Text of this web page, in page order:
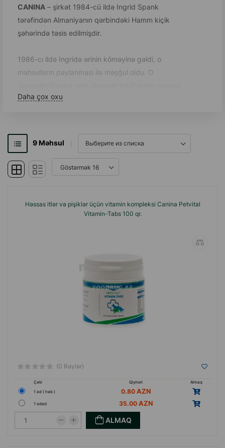
CANINA – şirkət 1984-cü ildə Ingrid Spank
tərəfindən Almaniyanın qərbindəki Hamm kiçik
şəhərində təsis edilmişdir.
1986-cı ildə Ingridə ərinin köməyinə gəldi, o
məhsulların paylanması ilə məşğul oldu. O
şirkət idi.
ilin əvvəlində anbar və qablaşdırma üçün bir yer
icarəyə götürüldü, ilk əməkdaş işə qəbul edildi.
1989-cu ilin sonunda şirkətin adı "Canina pharma
GmbH" olaraq dəyişdirildi. Həmin il Avstriya və
yarandı. Sərgilərdə və yarmarkalarda aktiv
təbliğat brendin tanınmasını artırdı, əlavə işçi
Reyn-Vestfaliya əyalətinin hökuməti 1992-ci ilin
əvvəlində Canina şirkətinə istehsal icazəsi verdi.
Həmin il hazırkı ofis binası icarəyə götürüldü və
2004-cü ildə veteranlara və apteklərə dərmanların
satışı ilə məşğul olan "Canina pharma GmbH &
ticarət nişanı altında xüsusi olaraq baytar
təcrübəsi üçün məhsul xətti tətbiq edildi.
Hamburgda baş ofisi olan "Heiland Vet.", indi
"Henry Schein Vet." şirkəti eksklüziv paylama
Daha çox oxu
9Məhsul
Həssas itlər və pişiklər üçün vitamin kompleksi Canina Petvital
Vitamin-Tabs 100 qr.
(0 Rəylər)
Çəki Qiymət
Almaq
1 əd ( həb )
0.80
1 ədəd 35.00
ALMAQ